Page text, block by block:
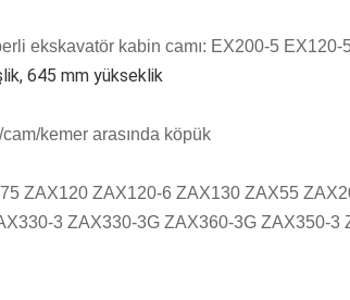
ekskavatör kabin camı: EX200-5 EX120-
645 mm yükseklik
kemer arasında köpük
ZAX120 ZAX120-6 ZAX130 ZAX55
3 ZAX330-3G ZAX360-3G ZAX350-3